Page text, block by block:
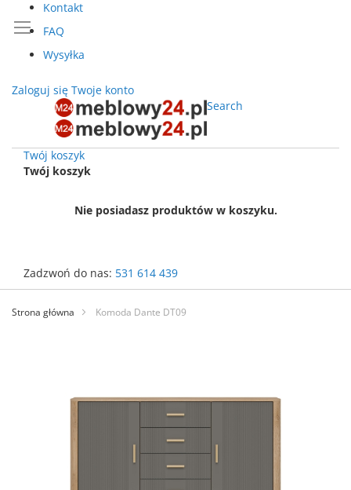
Kontakt
FAQ
Wysyłka
Zaloguj się Twoje konto
Search
Twój koszyk
Twój koszyk
Nie posiadasz produktów w koszyku.
Zadzwoń do nas: 531 614 439
Przejdź
treści
Strona główna Komoda Dante DT09